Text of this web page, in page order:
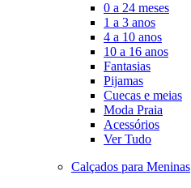
0 a 24 meses
1 a 3 anos
4 a 10 anos
10 a 16 anos
Fantasias
Pijamas
Cuecas e meias
Moda Praia
Acessórios
Ver Tudo
Calçados para Meninas